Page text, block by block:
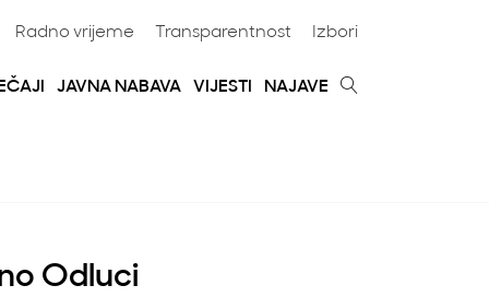
Radno vrijeme Transparentnost Izbori
JAVNA NABAVA VIJESTI NAJAVE
Odluci